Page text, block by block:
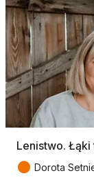
Lenistwo.
● Dorota